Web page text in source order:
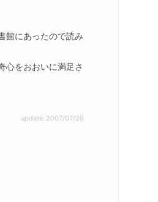
館にあったので読み
心をおおいに満足さ
update: 2007/07/26